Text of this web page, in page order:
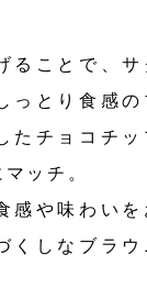
ることで、
っとり食感の
たチョコチッ
ッチ。
感や味わいを
くしなブラ